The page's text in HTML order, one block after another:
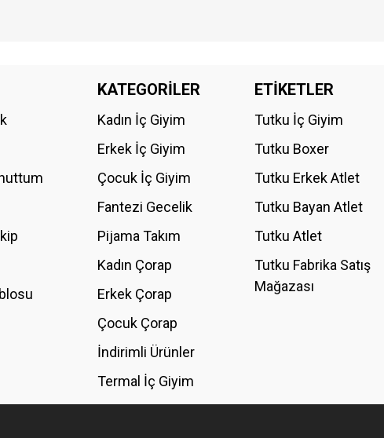
Bu ürüne ilk yorumu siz yapın!
KATEGORİLER
Kadın İç Giyim
Erkek İç Giyim
Çocuk İç Giyim
Fantezi Gecelik
Pijama Takım
Kadın Çorap
Erkek Çorap
Çocuk Çorap
İndirimli Ürünler
Termal İç Giyim
ETİKETLER
Tutku İç Giyim
Tutku Boxer
Tutku Erkek Atlet
Tutku Bayan Atlet
Tutku Atlet
Tutku Fabrika Satış
Mağazası